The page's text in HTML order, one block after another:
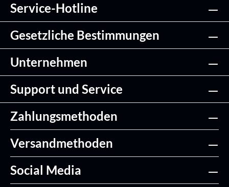
Service-Hotline
Gesetzliche Bestimmungen
Unternehmen
Support und Service
Zahlungsmethoden
Versandmethoden
Social Media